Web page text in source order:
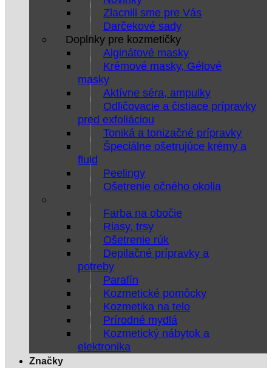
Zlacnili sme pre Vás
Darčekové sady
Doplnky pre kozmetičky
Alginátové masky
Krémové masky, Gélové
masky
Aktívne séra, ampulky
Odličovacie a čistiace prípravky
pred exfoliáciou
Toniká a tonizačné prípravky
Špeciálne ošetrujúce krémy a
fluid
Peelingy
Ošetrenie očného okolia
Farba na obočie
Riasy, trsy
Ošetrenie rúk
Depilačné prípravky a
potreby
Parafín
Kozmetické pomôcky
Kozmetika na telo
Prírodné mydlá
Kozmetický nábytok a
elektronika
Značky